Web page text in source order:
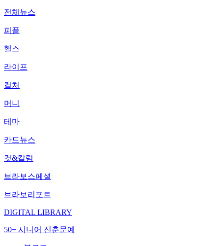
전체뉴스
피플
헬스
라이프
컬처
머니
테마
카드뉴스
컷&칼럼
브라보스페셜
브라보리포트
DIGITAL LIBRARY
50+ 시니어 신춘문예